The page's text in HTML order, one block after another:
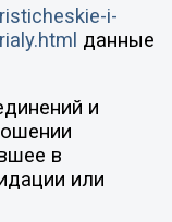
i-
данные
и
в
или